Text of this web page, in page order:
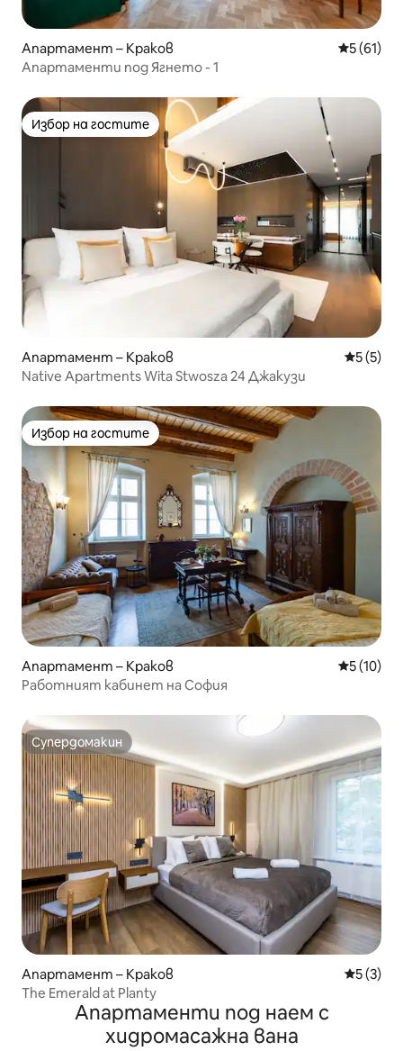
Апартамент – Краков Средна
5 (61)
Апартаменти под Ягнето - 1
Избор на гостите
Избор на гостите
Апартамент – Краков Средна
5 (5)
Native Apartments Wita Stwosza 24 Джакузи
Избор на гостите
Избор на гостите
Апартамент – Краков Средна
5 (10)
Работният кабинет на София
Супердомакин
Супердомакин
Апартамент – Краков Средна
5 (3)
The Emerald at Planty
Апартаменти под наем с
хидромасажна вана